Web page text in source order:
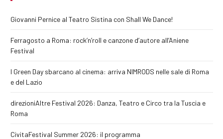
Giovanni Pernice al Teatro Sistina con Shall We Dance!
Ferragosto a Roma: rock’n’roll e canzone d’autore all’Aniene
Festival
I Green Day sbarcano al cinema: arriva NIMRODS nelle sale di Roma
e del Lazio
direzioniAltre Festival 2026: Danza, Teatro e Circo tra la Tuscia e
Roma
CivitaFestival Summer 2026: il programma